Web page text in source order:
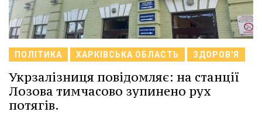
ПОЛІТИКА ХАРКІВСЬКА ОБЛАСТЬ ЗДОРОВ'Я
Укрзалізниця повідомляє: на станції
Лозова тимчасово зупинено рух
потягів.